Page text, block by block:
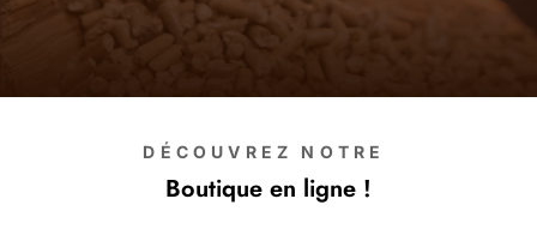
DÉCOUVREZ NOTRE
Boutique en ligne !